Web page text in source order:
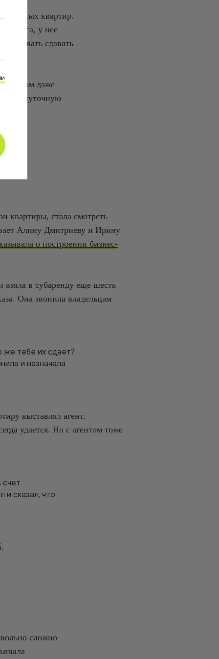
квартир.
у нее
сдавать
а потом даже
в посуточную
квартиры, стала смотреть
Алину Дмитриеву и Ирину
о построении бизнес-
в субаренду еще шесть
Она звонила владельцам
же тебе их сдает?
и назначала
выставлял агент.
удается. Но с агентом тоже
счет
и сказал, что
сложно